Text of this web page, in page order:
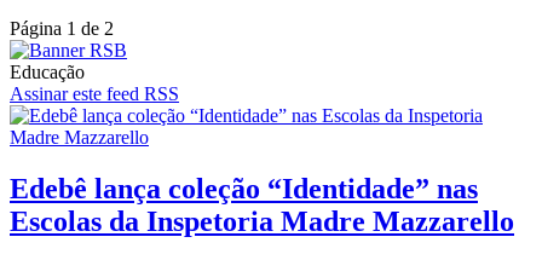
Página 1 de 2
Educação
Assinar este feed RSS
Edebê lança coleção “Identidade” nas
Escolas da Inspetoria Madre Mazzarello